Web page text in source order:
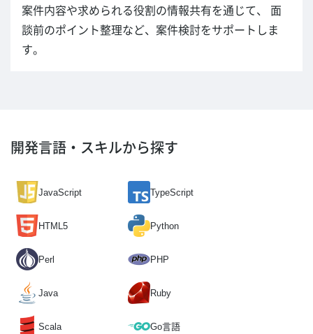
案件内容や求められる役割の情報共有を通じて、 面
談前のポイント整理など、案件検討をサポートしま
す。
開発言語・スキルから探す
JavaScript TypeScript
HTML5 Python
Perl PHP
Java Ruby
Scala Go言語